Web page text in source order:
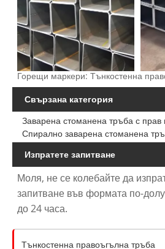
Горещи маркери: Тънкостенна
Свързана категория
Заварена стоманена тръба с прав
Спирално заварена стоманена
Изпратете запитване
Моля, не се колебайте да
запитване във формата по-
до 24 часа.